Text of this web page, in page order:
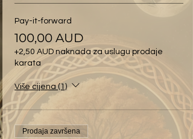
Pay-it-forward
100,00 AUD
+2,50 AUD naknada za uslugu prodaje
karata
Više cijena (1)
Prodaja završena